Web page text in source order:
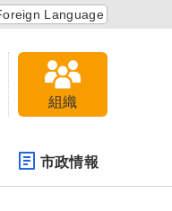
Language
組織
市政情報